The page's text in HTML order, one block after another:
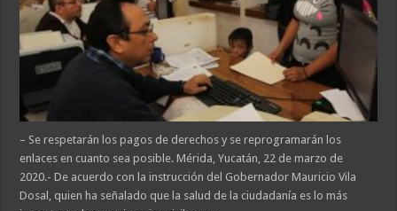
– Se respetarán los pagos de derechos y se reprogramarán los
enlaces en cuanto sea posible. Mérida, Yucatán, 22 de marzo de
2020.- De acuerdo con la instrucción del Gobernador Mauricio Vila
Dosal, quien ha señalado que la salud de la ciudadanía es lo más